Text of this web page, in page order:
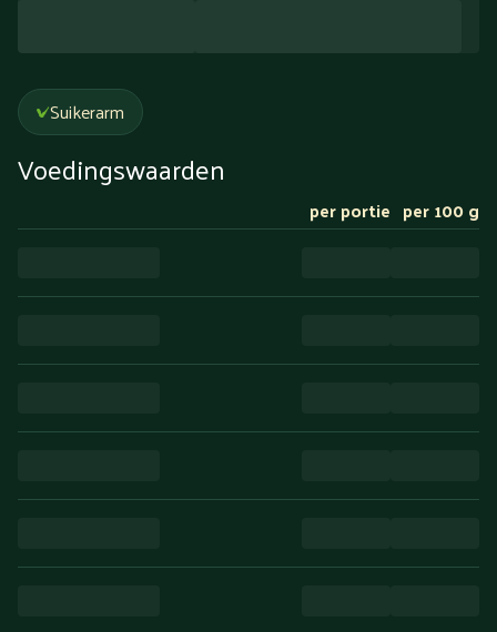
Suikerarm
Voedingswaarden
per portie per 100 g